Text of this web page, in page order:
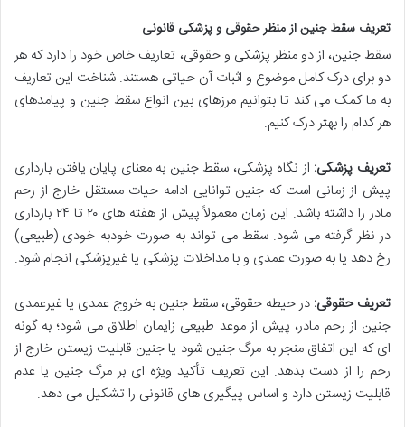
تعریف سقط جنین از منظر حقوقی و پزشکی قانونی
سقط جنین، از دو منظر پزشکی و حقوقی، تعاریف خاص خود را دارد که هر
دو برای درک کامل موضوع و اثبات آن حیاتی هستند. شناخت این تعاریف
به ما کمک می کند تا بتوانیم مرزهای بین انواع سقط جنین و پیامدهای
هر کدام را بهتر درک کنیم.
تعریف پزشکی: از نگاه پزشکی، سقط جنین به معنای پایان یافتن بارداری
پیش از زمانی است که جنین توانایی ادامه حیات مستقل خارج از رحم
مادر را داشته باشد. این زمان معمولاً پیش از هفته های ۲۰ تا ۲۴ بارداری
در نظر گرفته می شود. سقط می تواند به صورت خودبه خودی (طبیعی)
رخ دهد یا به صورت عمدی و با مداخلات پزشکی یا غیرپزشکی انجام شود.
تعریف حقوقی: در حیطه حقوقی، سقط جنین به خروج عمدی یا غیرعمدی
جنین از رحم مادر، پیش از موعد طبیعی زایمان اطلاق می شود؛ به گونه
ای که این اتفاق منجر به مرگ جنین شود یا جنین قابلیت زیستن خارج از
رحم را از دست بدهد. این تعریف تأکید ویژه ای بر مرگ جنین یا عدم
قابلیت زیستن دارد و اساس پیگیری های قانونی را تشکیل می دهد.